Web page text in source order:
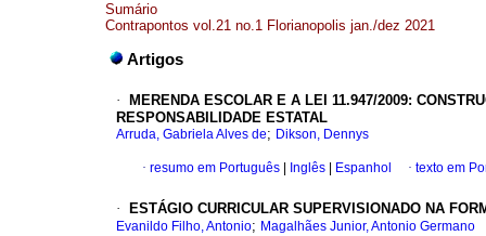
Sumário
Contrapontos vol.21 no.1 Florianopolis jan./dez 2021
Artigos
·
MERENDA ESCOLAR E A LEI 11.947/2009:
RESPONSABILIDADE ESTATAL
Arruda, Gabriela Alves de; Dikson, Dennys
· resumo em Português Inglês Espanhol · texto em
· ESTÁGIO CURRICULAR SUPERVISIONADO NA
Evanildo Filho, Antonio; Magalhães Junior, Antonio Germano